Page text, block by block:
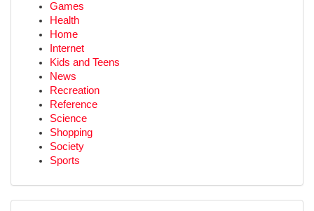
Games
Health
Home
Internet
Kids and Teens
News
Recreation
Reference
Science
Shopping
Society
Sports